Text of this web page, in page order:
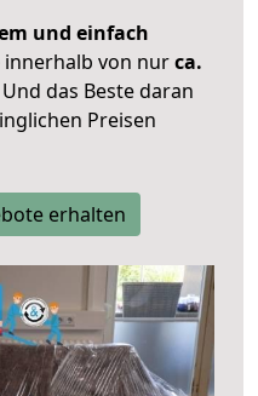
und einfach
innerhalb von nurca.
das Beste daran
Preisen
erhalten